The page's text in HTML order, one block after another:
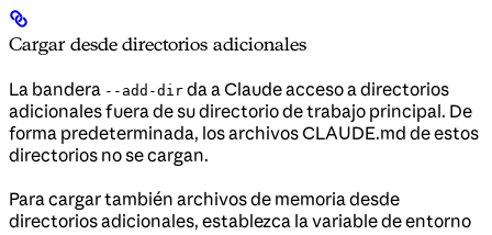
Cargar desde directorios adicionales
La bandera --add-dir da a Claude acceso a directorios
adicionales fuera de su directorio de trabajo principal. De
forma predeterminada, los archivos CLAUDE.md de estos
directorios no se cargan.
Para cargar también archivos de memoria desde
directorios adicionales, establezca la variable de entorno